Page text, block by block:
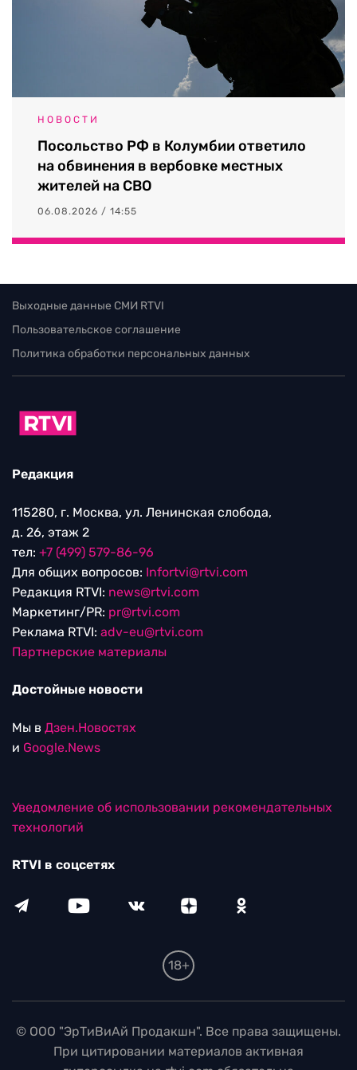
НОВОСТИ
Посольство РФ в Колумбии ответило
на обвинения в вербовке местных
жителей на СВО
06.08.2026 / 14:55
Выходные данные СМИ RTVI
Пользовательское соглашение
Политика обработки персональных данных
Редакция
115280, г. Москва, ул. Ленинская слобода,
д. 26, этаж 2
тел: +7 (499) 579-86-96
Для общих вопросов: Infortvi@rtvi.com
Редакция RTVI: news@rtvi.com
Маркетинг/PR: pr@rtvi.com
Реклама RTVI: adv-eu@rtvi.com
Партнерские материалы
Достойные новости
Мы в Дзен.Новостях
и Google.News
Уведомление об использовании рекомендательных
технологий
RTVI в соцсетях
18+
© ООО "ЭрТиВиАй Продакшн". Все права защищены.
При цитировании материалов активная